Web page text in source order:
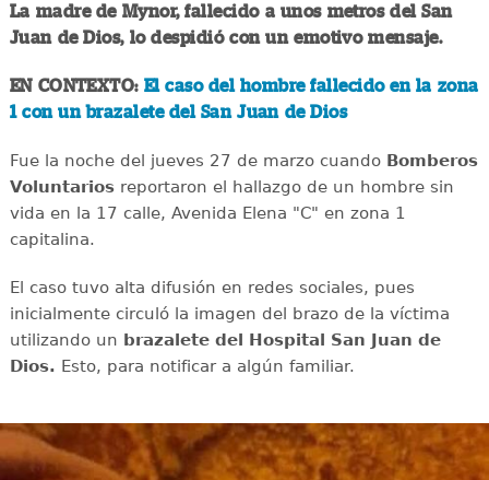
La madre de Mynor, fallecido a unos metros del San
Juan de Dios, lo despidió con un emotivo mensaje.
EN CONTEXTO: El caso del hombre fallecido en la zona
1 con un brazalete del San Juan de Dios
Fue la noche del jueves 27 de marzo cuandoBomberos
Voluntariosreportaron el hallazgo de un hombre sin
vida en la 17 calle, Avenida Elena "C" en zona 1
capitalina.
El caso tuvo alta difusión en redes sociales, pues
inicialmente circuló la imagen del brazo de la víctima
utilizando un brazalete del Hospital San Juan de
Dios. Esto, para notificar a algún familiar.